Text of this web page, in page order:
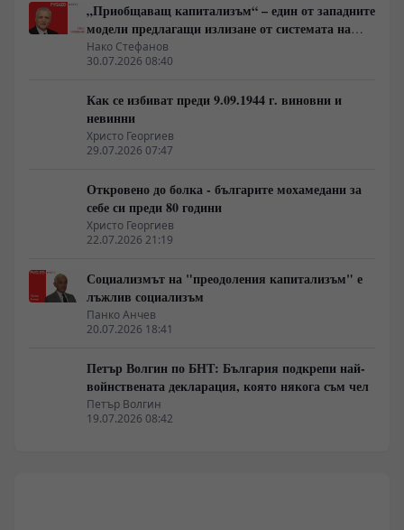
„Приобщаващ капитализъм“ – един от западните
модели предлагащи излизане от системата на
неолиберализма
Нако Стефанов
30.07.2026 08:40
Как се избиват преди 9.09.1944 г. виновни и
невинни
Христо Георгиев
29.07.2026 07:47
Откровено до болка - българите мохамедани за
себе си преди 80 години
Христо Георгиев
22.07.2026 21:19
Социализмът на "преодоления капитализъм" е
лъжлив социализъм
Панко Анчев
20.07.2026 18:41
Петър Волгин по БНТ: България подкрепи най-
войнствената декларация, която някога съм чел
Петър Волгин
19.07.2026 08:42